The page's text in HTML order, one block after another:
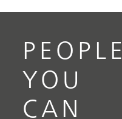
PEOPLE
YOU
CAN